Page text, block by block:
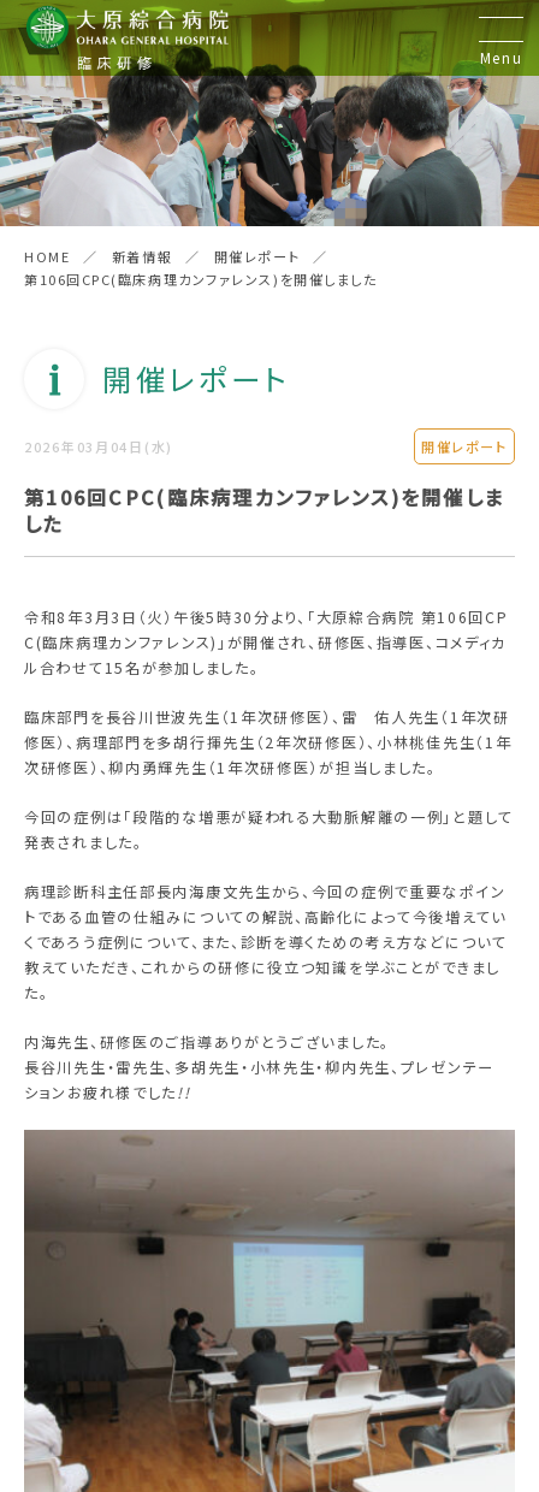
Menu
HOME 新着情報
開催レポート
第106回CPC(臨床病理カンファレンス)を開催しました
開催レポート
2026年03月04日(水) 開催レポート
第106回CPC(臨床病理カンファレンス)を開催しま
した
令和8年3月3日（火）午後5時30分より、「大原綜合病院 第106回CP
C(臨床病理カンファレンス)」が開催され、研修医、指導医、コメディカ
ル合わせて15名が参加しました。
臨床部門を長谷川世波先生（1年次研修医）、雷 佑人先生（1年次研
修医）、病理部門を多胡行揮先生（2年次研修医）、小林桃佳先生（1年
次研修医）、柳内勇輝先生（1年次研修医）が担当しました。
今回の症例は「段階的な増悪が疑われる大動脈解離の一例」と題して
発表されました。
病理診断科主任部長内海康文先生から、今回の症例で重要なポイン
トである血管の仕組みについての解説、高齢化によって今後増えてい
くであろう症例について、また、診断を導くための考え方などについて
教えていただき、これからの研修に役立つ知識を学ぶことができまし
た。
内海先生、研修医のご指導ありがとうございました。
長谷川先生・雷先生、多胡先生・小林先生・柳内先生、プレゼンテー
ションお疲れ様でした!!
初期臨床研修
研修医の声
病院見学&実習
後期臨床研修
歯科臨床研修
採用情報